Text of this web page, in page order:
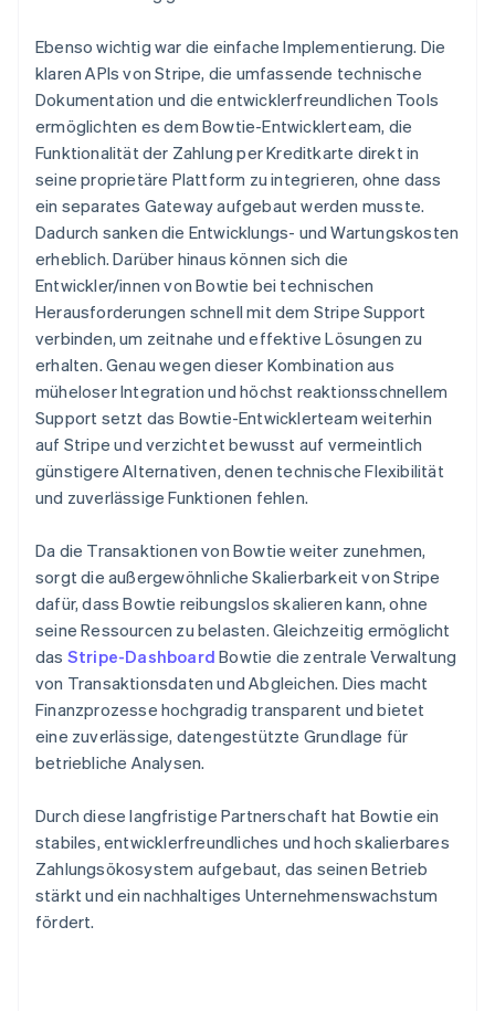
Ebenso wichtig war die einfache Implementierung. Die
klaren APIs von Stripe, die umfassende technische
Dokumentation und die entwicklerfreundlichen Tools
ermöglichten es dem Bowtie-Entwicklerteam, die
Funktionalität der Zahlung per Kreditkarte direkt in
seine proprietäre Plattform zu integrieren, ohne dass
ein separates Gateway aufgebaut werden musste.
Dadurch sanken die Entwicklungs- und Wartungskosten
erheblich. Darüber hinaus können sich die
Entwickler/innen von Bowtie bei technischen
Herausforderungen schnell mit dem Stripe Support
verbinden, um zeitnahe und effektive Lösungen zu
erhalten. Genau wegen dieser Kombination aus
müheloser Integration und höchst reaktionsschnellem
Support setzt das Bowtie-Entwicklerteam weiterhin
auf Stripe und verzichtet bewusst auf vermeintlich
günstigere Alternativen, denen technische Flexibilität
und zuverlässige Funktionen fehlen.
Da die Transaktionen von Bowtie weiter zunehmen,
sorgt die außergewöhnliche Skalierbarkeit von Stripe
dafür, dass Bowtie reibungslos skalieren kann, ohne
seine Ressourcen zu belasten. Gleichzeitig ermöglicht
das Stripe-Dashboard Bowtie die zentrale Verwaltung
von Transaktionsdaten und Abgleichen. Dies macht
Finanzprozesse hochgradig transparent und bietet
eine zuverlässige, datengestützte Grundlage für
betriebliche Analysen.
Durch diese langfristige Partnerschaft hat Bowtie ein
stabiles, entwicklerfreundliches und hoch skalierbares
Zahlungsökosystem aufgebaut, das seinen Betrieb
stärkt und ein nachhaltiges Unternehmenswachstum
fördert.